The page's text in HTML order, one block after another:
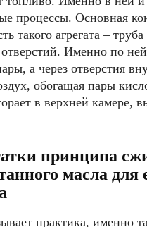
процессы. Основная
такого агрегата –
Именно по
а через отверстия
обогащая пары
в верхней камере,
принципа
масла для
практика, именно